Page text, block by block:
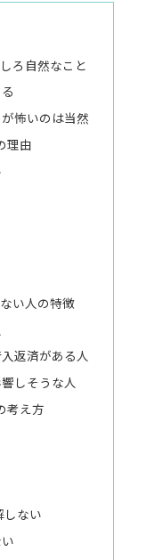
ろ自然なこと
怖いのは当然
理由
い人の特徴
返済がある人
しそうな人
考え方
しない